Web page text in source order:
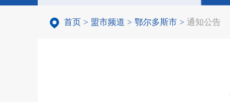
开
态
告
首页 > 盟市频道 > 鄂尔多斯市 > 通知公告